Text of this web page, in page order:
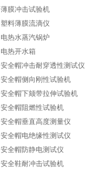
薄膜冲击试验机
塑料薄膜流滴仪
电热水蒸汽锅炉
电热开水箱
安全帽冲击耐穿透性测试仪
安全帽侧向刚性试验机
安全帽下颏带拉伸试验机
安全帽阻燃性试验机
安全帽垂直高度测量仪
安全帽电绝缘性测试仪
安全帽防静电测试仪
安全鞋耐冲击试验机